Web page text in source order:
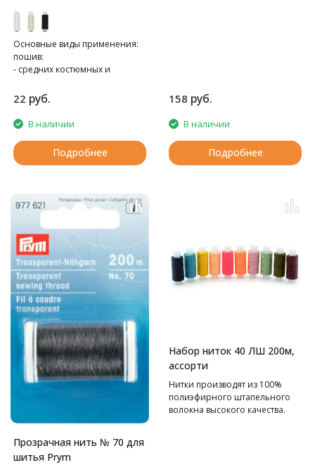
Основные виды применения:
пошив:
- средних костюмных и
- спецодежды
- трикотажа
22 руб.
В наличии
Подробнее
158 руб.
В наличии
Подробнее
Прозрачная нить № 70 для
шитья Prym
Набор ниток 40 ЛШ 200м,
ассорти
Нитки производят из 100%
полиэфирного штапельного
волокна высокого качества.